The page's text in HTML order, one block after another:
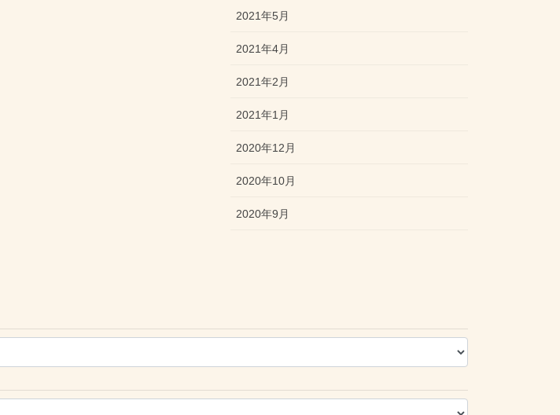
2021年5月
2021年4月
2021年2月
2021年1月
2020年12月
2020年10月
2020年9月